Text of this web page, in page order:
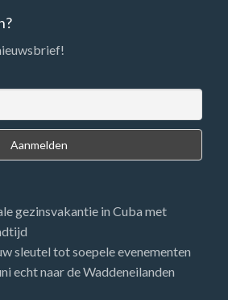
gezinsvakantie in Cuba met
sleutel tot soepele evenementen
echt naar de Waddeneilanden